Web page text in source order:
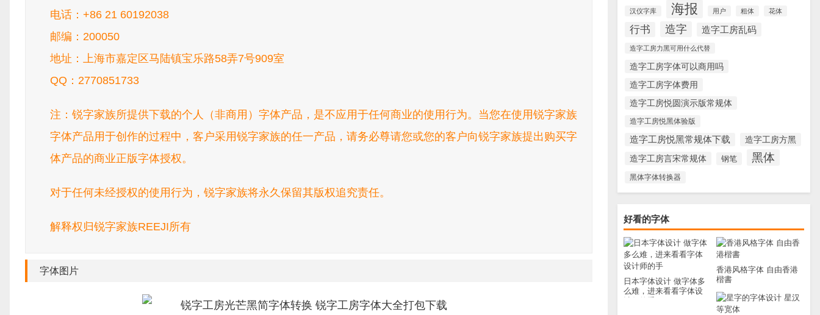
汉仪字库 海报 用户 粗体 花体
行书 造字 造字工房乱码
造字工房力黑可用什么代替
造字工房字体可以商用吗
造字工房字体费用
造字工房悦圆演示版常规体
造字工房悦黑体验版
造字工房悦黑常规体下载
造字工房方黑
造字工房言宋常规体
钢笔 黑体
黑体字体转换器
好看的字体
日本字体设计 做字体多
么难，进来看看字体设
香港风格字体 自由香港
楷書
电话：+86 21 60192038
邮编：200050
地址：上海市嘉定区马陆镇宝乐路58弄7号909室
QQ：2770851733
注：锐字家族所提供下载的个人（非商用）字体产品，是不应用于任何商业的使用行为。当您在使用锐字家族
字体产品用于创作的过程中，客户采用锐字家族的任一产品，请务必尊请您或您的客户向锐字家族提出购买字
体产品的商业正版字体授权。
对于任何未经授权的使用行为，锐字家族将永久保留其版权追究责任。
解释权归锐字家族REEJI所有
字体图片